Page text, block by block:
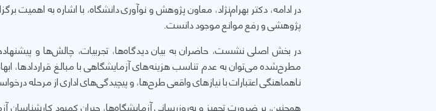
در ادامه، دکتر بهرام‌نژاد، معاون پژوهش و نوآوری دانشگاه، با اشاره به اهمیت
پژوهشی و رفع موانع موجود دانست.
در بخش اصلی نشست، حاضران به بیان دیدگاه‌ها، تجربیات، چالش‌ها و
مطرح‌شده می‌توان به عدم تناسب هزینه‌های آزمایشگاهی با مبالغ قراردادها،
ناهماهنگی اعتبارات با نیازهای واقعی طرح‌ها، و پیچیدگی‌های اداری از مرحله